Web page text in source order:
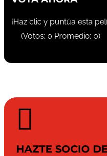
¡Haz clic y puntúa esta
(Votos: 0 Promedio: 0)

HAZTE SOCIO